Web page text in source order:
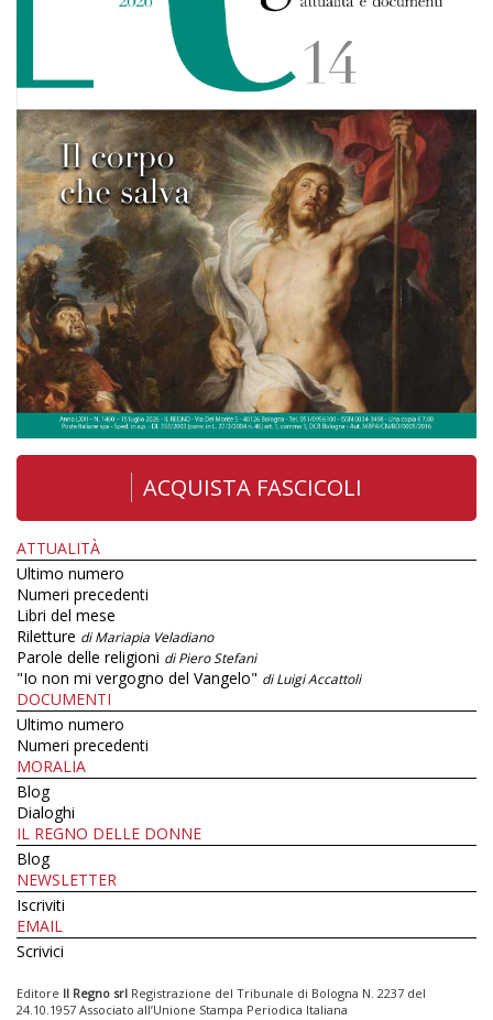
ACQUISTA FASCICOLI
ATTUALITÀ
Ultimo numero
Numeri precedenti
Libri del mese
Riletture di Mariapia Veladiano
Parole delle religioni di Piero Stefani
"Io non mi vergogno del Vangelo" di Luigi Accattoli
DOCUMENTI
Ultimo numero
Numeri precedenti
MORALIA
Blog
Dialoghi
IL REGNO DELLE DONNE
Blog
NEWSLETTER
Iscriviti
EMAIL
Scrivici
Editore Il Regno srl Registrazione del Tribunale di Bologna N. 2237 del
24.10.1957 Associato all’Unione Stampa Periodica Italiana